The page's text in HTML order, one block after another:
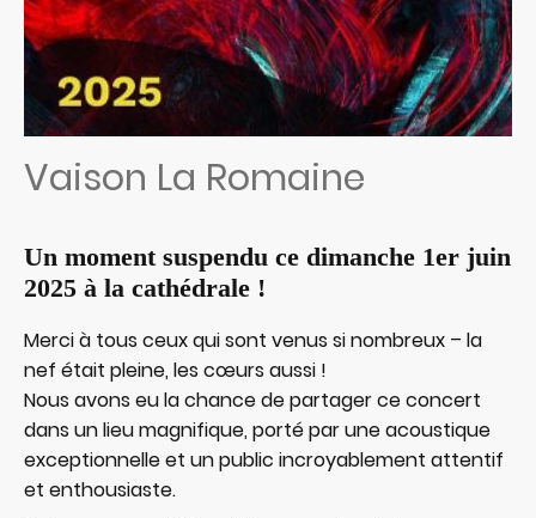
Un moment suspendu ce dimanche 1er juin
2025 à la cathédrale !
Merci à tous ceux qui sont venus si nombreux – la
nef était pleine, les cœurs aussi !
Nous avons eu la chance de partager ce concert
dans un lieu magnifique, porté par une acoustique
exceptionnelle et un public incroyablement attentif
et enthousiaste.
Vaison La Romaine